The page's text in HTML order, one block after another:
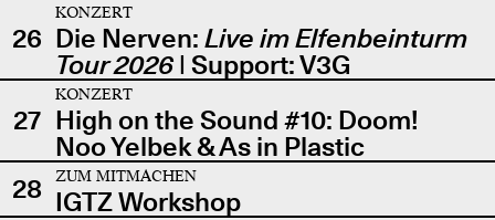
26
KONZERT
Die Nerven: Live im Elfenbeinturm
Tour 2026| Support: V3G
27
KONZERT
High on the Sound #10: Doom!
Noo Yelbek & As in Plastic
28
ZUM MITMACHEN
IGTZ Workshop